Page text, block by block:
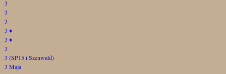
3
3
3
3 ♦
3 ♦
3
3 (SP15 i Szenwald)
3 Maja